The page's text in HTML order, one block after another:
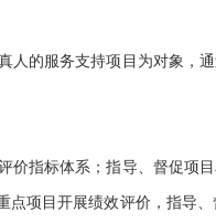
的服务支持项目为对象，通
指标体系；指导、督促项
项目开展绩效评价，指导